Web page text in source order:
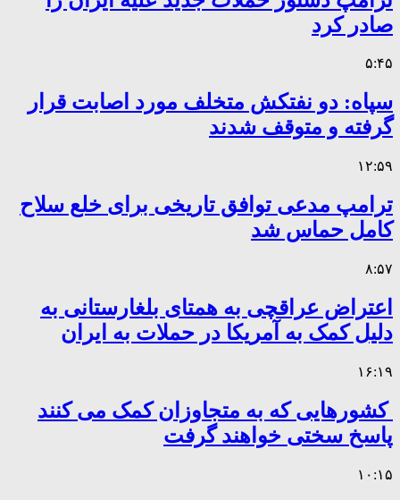
صادر کرد
۵:۴۵
سپاه: دو نفتکش متخلف مورد اصابت قرار
گرفته و متوقف شدند
۱۲:۵۹
ترامپ مدعی توافق تاریخی برای خلع سلاح
کامل حماس شد
۸:۵۷
اعتراض عراقچی به همتای بلغارستانی به
دلیل کمک به آمریکا در حملات به ایران
۱۶:۱۹
کشورهایی که به متجاوزان کمک می کنند
پاسخ سختی خواهند گرفت
۱۰:۱۵